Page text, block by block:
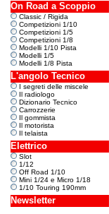
On Road a Scoppio
Classic / Rigida
Competizioni 1/10
Competizioni 1/5
Competizioni 1/8
Modelli 1/10 Pista
Modelli 1/5
Modelli 1/8 Pista
L'angolo Tecnico
I segreti delle miscele
Il radiologo
Dizionario Tecnico
Carrozzerie
Il gommista
Il motorista
Il telaista
Elettrico
Slot
1/12
Off Road 1/10
Mini 1/24 e Micro 1/18
1/10 Touring 190mm
Newsletter